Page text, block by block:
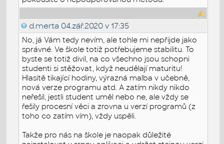
d.merta 04.zář.2020 v 17:35
No, já Vám tedy nevím, ale tohle mi nepřijde jako
správné. Ve škole totiž potřebujeme stabilitu. To
byste se totiž divil, na co všechno jsou schopni
studenti si stěžovat, když neudělají maturitu!
Hlasitě tikající hodiny, výrazná malba v učebně,
nová verze programu atd. A zatím nikdy nikdo
neřešil, jestli student uměl nebo ne, ale vždy se
řešily procesní věci a zrovna u verzí programů (z
toho co zatím vím), vždy uspěli.
Takže pro nás na škole je naopak důležité